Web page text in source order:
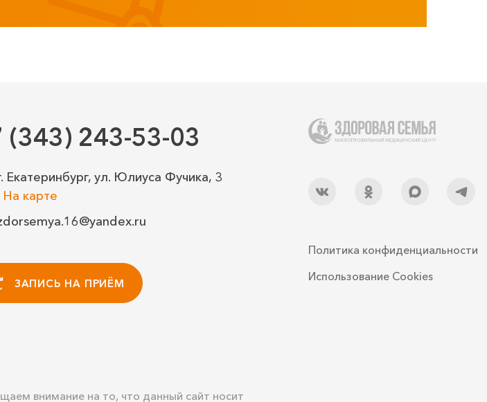
(343) 243-53-03
Екатеринбург, ул. Юлиуса Фучика, 3
На карте
ЗАПИСЬ НА ПРИЁМ
Политика конфиденциальности
Использование Cookies
внимание на то, что данный сайт носит